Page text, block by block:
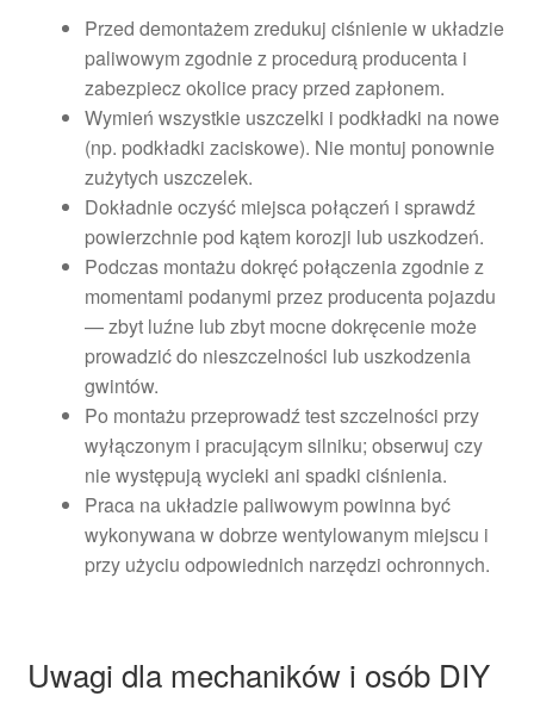
Przed demontażem zredukuj ciśnienie w układzie
paliwowym zgodnie z procedurą producenta i
zabezpiecz okolice pracy przed zapłonem.
Wymień wszystkie uszczelki i podkładki na nowe
(np. podkładki zaciskowe). Nie montuj ponownie
zużytych uszczelek.
Dokładnie oczyść miejsca połączeń i sprawdź
powierzchnie pod kątem korozji lub uszkodzeń.
Podczas montażu dokręć połączenia zgodnie z
momentami podanymi przez producenta pojazdu
— zbyt luźne lub zbyt mocne dokręcenie może
prowadzić do nieszczelności lub uszkodzenia
gwintów.
Po montażu przeprowadź test szczelności przy
wyłączonym i pracującym silniku; obserwuj czy
nie występują wycieki ani spadki ciśnienia.
Praca na układzie paliwowym powinna być
wykonywana w dobrze wentylowanym miejscu i
przy użyciu odpowiednich narzędzi ochronnych.
Uwagi dla mechaników i osób DIY